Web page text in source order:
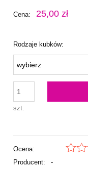
Cena: 25,00 zł
Rodzaje kubków:
szt.
Ocena:
Producent:
-